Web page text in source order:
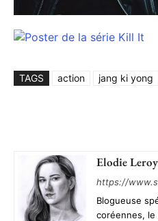
TAGS action jang ki yong
Elodie Leroy
https://
Blogueuse
coréennes, le